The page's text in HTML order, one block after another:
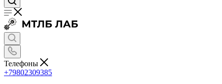
Телефоны
+79802309385